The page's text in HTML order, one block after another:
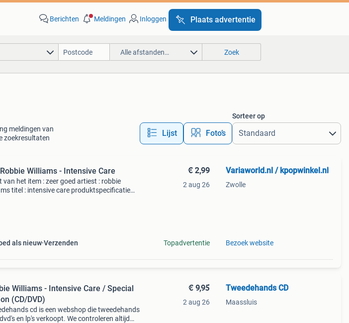
Berichten Meldingen Inloggen Plaats advertentie
Alle afstanden… Zoek
meldingen van
zoekresultaten
Lijst Foto’s
Sorteer op
Williams - Intensive Care
van het item : zeer goed artiest : robbie
titel : intensive care produktspecificatie
als nieuw Verzenden
€ 2,99
2 aug 26
Topadvertentie
Variaworld.nl / kpopwinkel.nl
Zwolle
Bezoek website
Williams - Intensive Care / Special
(CD/DVD)
cd is een webshop die tweedehands
en lp's verkoopt. We controleren altijd
€ 9,95
2 aug 26
Tweedehands CD
Maassluis